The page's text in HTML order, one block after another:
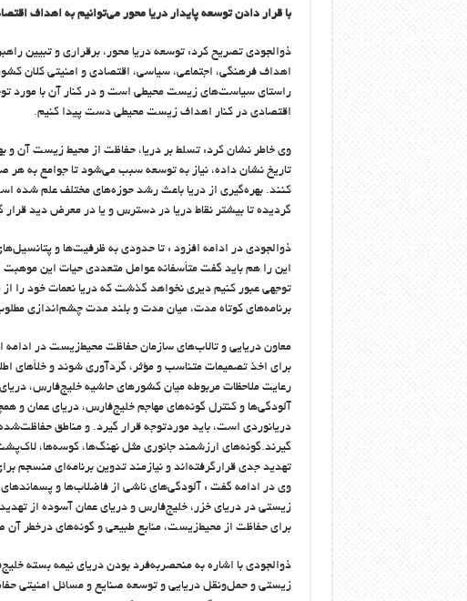
با قرار دادن توسعه پایدار دریا محور می‌توانیم به اهداف
ذوالجودی تصریح کرد: توسعه دریا محور، برقراری و تبیین
اهداف فرهنگی، اجتماعی، سیاسی، اقتصادی و امنیتی کلان
راستای سیاست‌های زیست محیطی است و در کنار آن با مورد
اقتصادی در کنار اهداف زیست محیطی دست پیدا کنیم.
وی خاطر نشان کرد: تسلط بر دریا، حفاظت از محیط زیست آن و
تاریخ نشان داده، نیاز به توسعه سبب می‌شود تا جوامع به هر
کنند. بهره‌گیری از دریا باعث رشد حوزه‌های مختلف علم
گردیده تا بیشتر نقاط دریا در دسترس و یا در معرض دید قرار
ذوالجودی در ادامه افزود : تا حدودی به ظرفیت‌ها و
این را هم باید گفت متأسفانه عوامل متعددی حیات این موهبت
توجهی عبور کنیم دیری نخواهد گذشت که دریا نعمات خود را از
برنامه‌های کوتاه مدت، میان مدت و بلند مدت چشم‌اندازی
معاون دریایی و تالاب‌های سازمان حفاظت محیط‌زیست در ادامه
برای اخذ تصمیمات متناسب و مؤثر، گردآوری شوند و خلأهای
رعایت ملاحظات مربوطه میان کشورهای حاشیه خلیج‌فارس،
آلودگی‌ها و کنترل گونه‌های مهاجم خلیج‌فارس، دریای عمان و
دریانوردی است، باید موردتوجه قرار گیرد. و مناطق
گیرند.گونه‌های ارزشمند جانوری مثل نهنگ‌ها، کوسه‌ها،
تهدید جدی قرارگرفته‌اند و نیازمند تدوین برنامه‌ای منسجم
وی در ادامه گفت : آلودگی‌های ناشی از فاضلاب‌ها و
زیستی در دریای خزر، خلیج‌فارس و دریای عمان آسوده از
برای حفاظت از محیط‌زیست، منابع طبیعی و گونه‌های درخطر
ذوالجودی با اشاره به منحصربه‌فرد بودن دریای نیمه بسته
زیستی و حمل‌ونقل دریایی و توسعه صنایع و مسائل امنیتی